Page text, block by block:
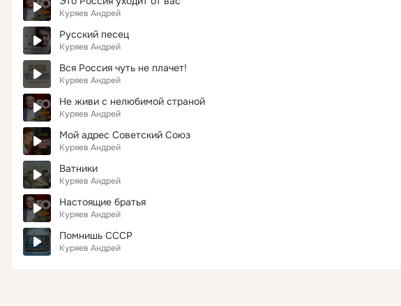
Куряев Андрей
Русский песец
Куряев Андрей
Вся Россия чуть не плачет!
Куряев Андрей
Не живи с нелюбимой страной
Куряев Андрей
Мой адрес Советский Союз
Куряев Андрей
Ватники
Куряев Андрей
Настоящие братья
Куряев Андрей
Помнишь СССР
Куряев Андрей